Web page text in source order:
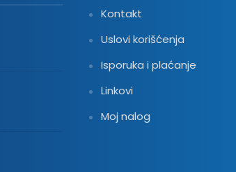
Kontakt
Uslovi korišćenja
Isporuka i plaćanje
Linkovi
Moj nalog